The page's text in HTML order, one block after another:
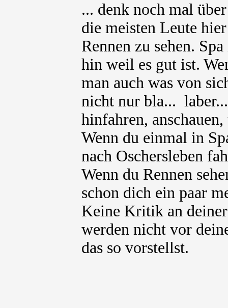
... denk noch mal
die meisten Leute
Rennen zu sehen.
hin weil es gut ist.
man auch was von
nicht nur bla...
hinfahren,
Wenn du einmal in
nach Oschersleben
Wenn du Rennen
schon dich ein paar
Keine Kritik an
werden nicht vor
das so vorstellst.